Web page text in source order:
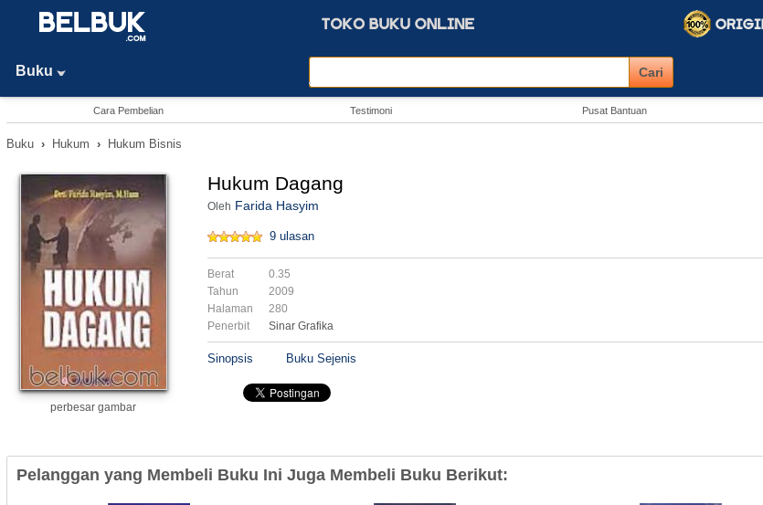
Buku
Cara Pembelian Testimoni Pusat Bantuan
Buku › Hukum › Hukum Bisnis
perbesar gambar
Hukum Dagang
Oleh Farida Hasyim
9 ulasan
Berat
0.35
Tahun
2009
Halaman
280
Penerbit
Sinar Grafika
Sinopsis Buku Sejenis
Pelanggan yang Membeli Buku Ini Juga Membeli Buku Berikut: